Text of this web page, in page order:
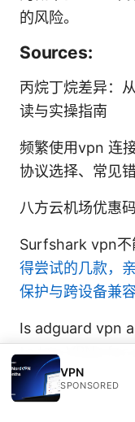
的风险。
Sources:
丙烷丁烷差异：
读与实操指南
频繁使用vpn 连
协议选择、常见
八方云机场优惠码
Surfshark vpn不
得尝试的几款，
保护与跨设备兼
Is adguard vpn
to top VPNs for
price VPN
SPONSORED